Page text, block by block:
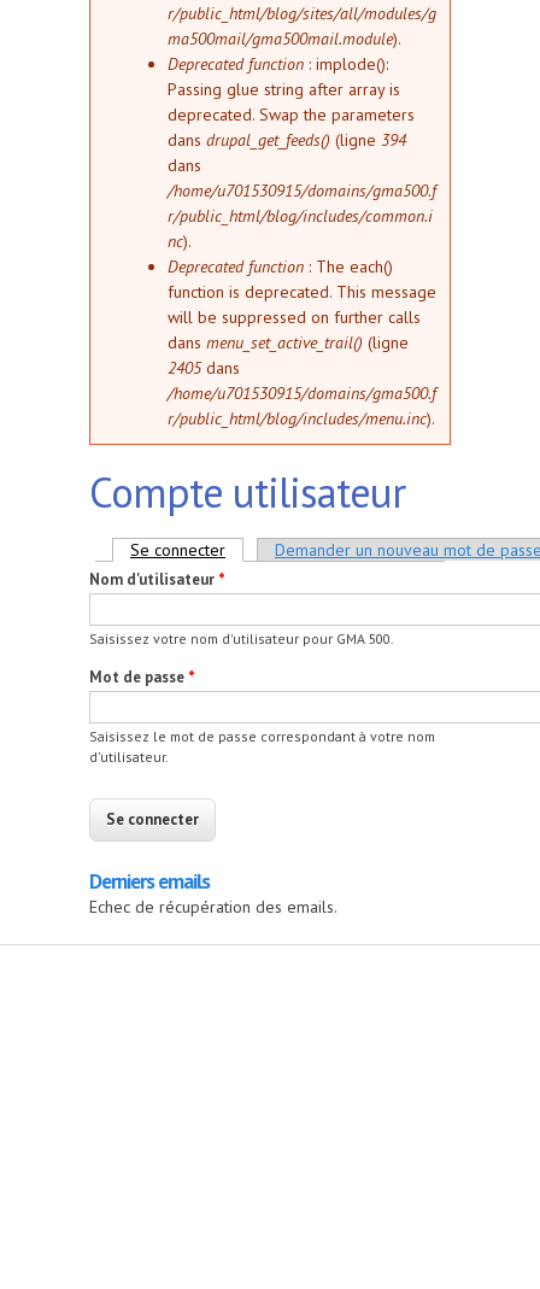
r/public_html/blog/sites/all/modules/g
ma500mail/gma500mail.module).
Deprecated function : implode():
Passing glue string after array is
deprecated. Swap the parameters
dans drupal_get_feeds() (ligne 394
dans
/home/u701530915/domains/gma500.f
r/public_html/blog/includes/common.i
nc).
Deprecated function : The each()
function is deprecated. This message
will be suppressed on further calls
dans menu_set_active_trail() (ligne
2405dans
/home/u701530915/domains/gma500.f
r/public_html/blog/includes/menu.inc).
Compte utilisateur
Onglets principaux
Se connecter (onglet actif)Demander un nouveau mot de
Nom d'utilisateur *
Saisissez votre nom d'utilisateur pour GMA 500.
Mot de passe *
Saisissez le mot de passe correspondant à votre nom
d'utilisateur.
Derniers emails
Echec de récupération des emails.